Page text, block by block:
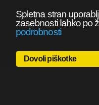
Spletna stran
zasebnosti lahko po
podrobnosti
Dovoli piškotke